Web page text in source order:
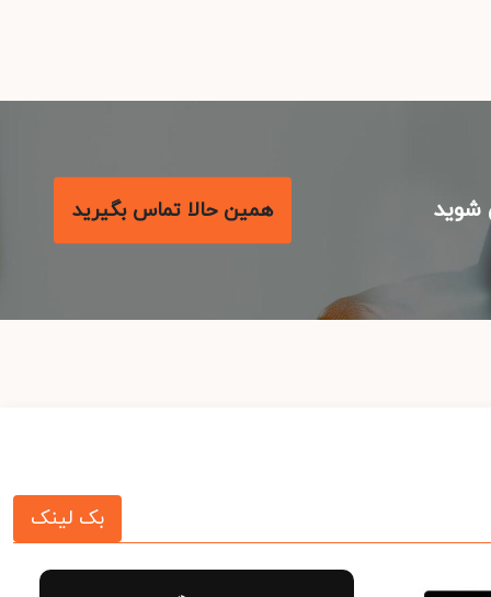
همین حالا تماس بگیرید
بک لینک